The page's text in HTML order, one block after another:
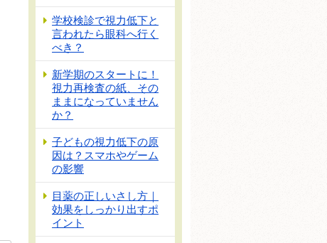
学校検診で視力低下と
言われたら眼科へ行く
べき？
新学期のスタートに！
視力再検査の紙、その
ままになっていません
か？
子どもの視力低下の原
因は？スマホやゲーム
の影響
目薬の正しいさし方｜
効果をしっかり出すポ
イント